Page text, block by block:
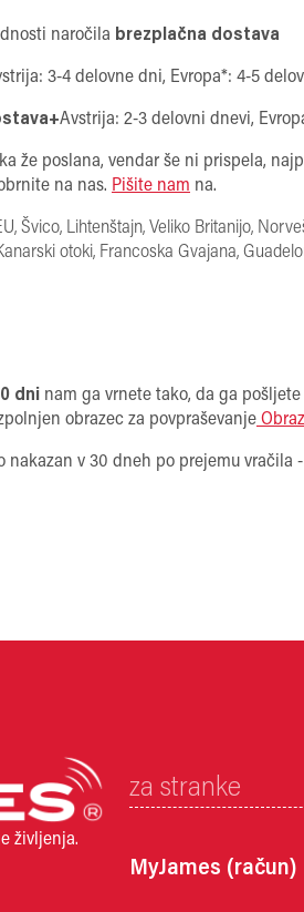
naročila brezplačna dostava
3-4 delovne dni, Evropa*: 4-5
Avstrija: 2-3 delovni dnevi,
že poslana, vendar še ni prispela,
na nas. Pišite nam na.
Švico, Lihtenštajn, Veliko Britanijo,
otoki, Francoska Gvajana,
dni nam ga vrnete tako, da ga pošljete
obrazec za povpraševanje
nakazan v 30 dneh po prejemu
življenja.
za stranke
MyJames (račun)